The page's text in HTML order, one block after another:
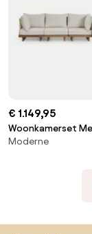
€ 1.149,95
Woonkamerset
3-zitsbank Met 2
Moderne